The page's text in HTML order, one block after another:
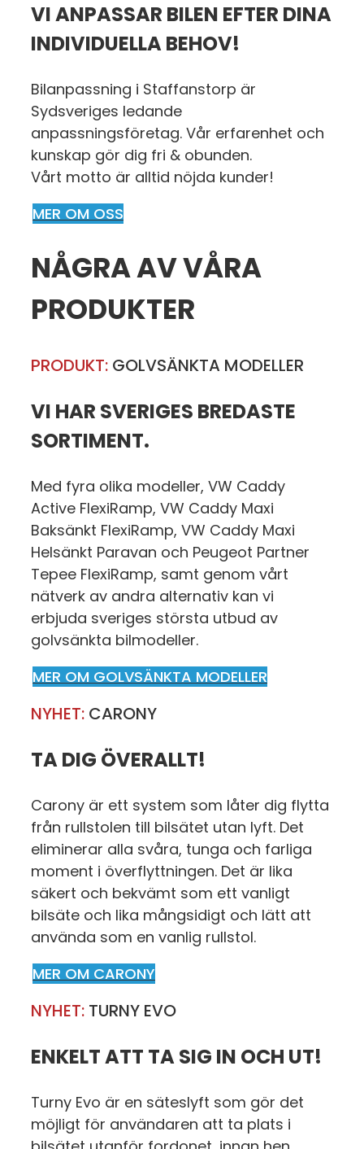
VI ANPASSAR BILEN EFTER DINA
INDIVIDUELLA BEHOV!
Bilanpassning i Staffanstorp är
Sydsveriges ledande
anpassningsföretag. Vår erfarenhet och
kunskap gör dig fri & obunden.
Vårt motto är alltid nöjda kunder!
MER OM OSS
NÅGRA AV VÅRA
PRODUKTER
PRODUKT: GOLVSÄNKTA MODELLER
VI HAR SVERIGES BREDASTE
SORTIMENT.
Med fyra olika modeller, VW Caddy
Active FlexiRamp, VW Caddy Maxi
Baksänkt FlexiRamp, VW Caddy Maxi
Helsänkt Paravan och Peugeot Partner
Tepee FlexiRamp, samt genom vårt
nätverk av andra alternativ kan vi
erbjuda sveriges största utbud av
golvsänkta bilmodeller.
MER OM GOLVSÄNKTA MODELLER
NYHET: CARONY
TA DIG ÖVERALLT!
Carony är ett system som låter dig flytta
från rullstolen till bilsätet utan lyft. Det
eliminerar alla svåra, tunga och farliga
moment i överflyttningen. Det är lika
säkert och bekvämt som ett vanligt
bilsäte och lika mångsidigt och lätt att
använda som en vanlig rullstol.
MER OM CARONY
NYHET: TURNY EVO
ENKELT ATT TA SIG IN OCH UT!
Turny Evo är en säteslyft som gör det
möjligt för användaren att ta plats i